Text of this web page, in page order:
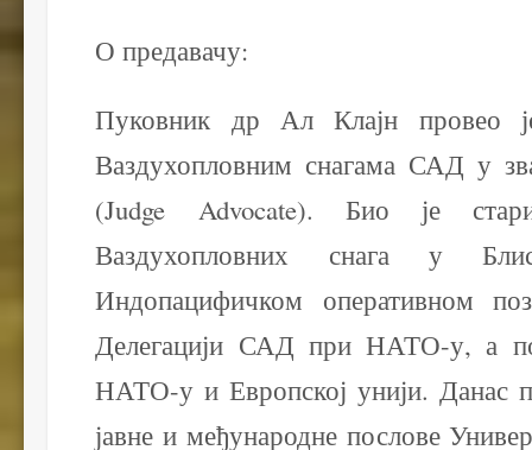
О предавачу:
Пуковник др Ал Клајн провео
Ваздухопловним снагама САД у
(Judge Advocate). Био је
Ваздухопловних снага у
Индопацифичком оперативном
Делегацији САД при НАТО-у, а
НАТО-у и Европској унији. Данас
јавне и међународне послове